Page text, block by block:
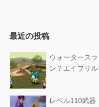
最近の投稿
ウォータース
ン？エイプリ
レベル110武器